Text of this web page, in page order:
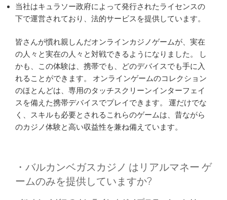
当社はキュラソー政府によって発行されたライセンスの
下で運営されており、法的サービスを提供しています。
皆さんが慣れ親しんだオンラインカジノゲームが、実在
の人々と実在の人々と対戦できるようになりました。 し
かも、この体験は、携帯でも、どのデバイスでも手に入
れることができます。 オンラインゲームのコレクション
のほとんどは、専用のタッチスクリーンインターフェイ
スを備えた携帯デバイスでプレイできます。 運だけでな
く、スキルも必要とされるこれらのゲームは、昔ながら
のカジノ体験と高い収益性を兼ね備えています。
・バルカンベガスカジノ はリアルマネー ゲ
ームのみを提供していますか?